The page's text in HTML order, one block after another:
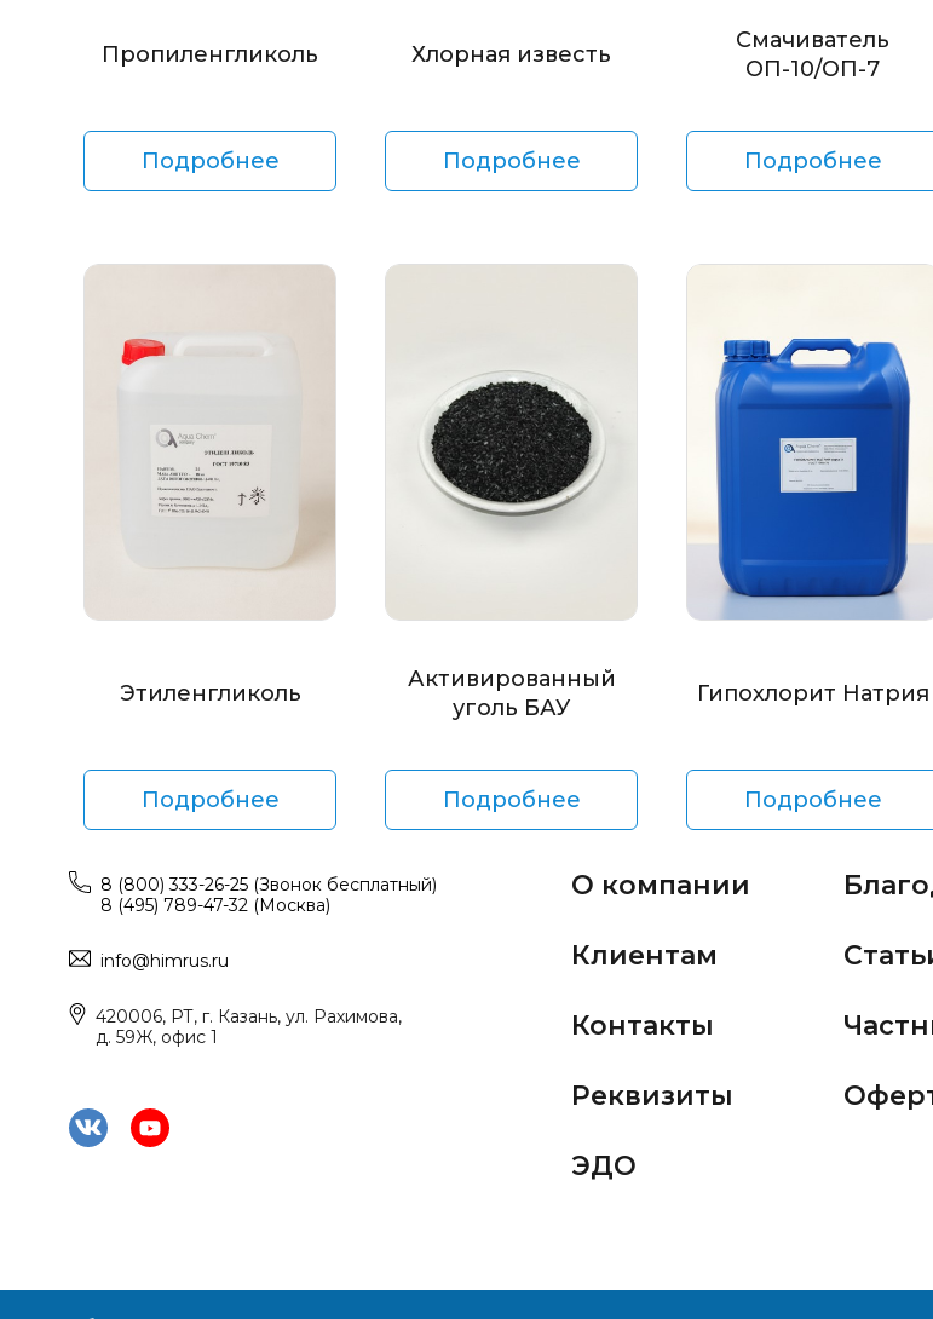
Пропиленгликоль
Подробнее
Хлорная известь
Подробнее
Смачиватель
ОП-10/ОП-7
Подробнее
Этиленгликоль
Подробнее
Активированный
уголь БАУ
Подробнее
Гипохлорит Натрия
Подробнее
8 (800) 333-26-25 (Звонок бесплатный)
8 (495) 789-47-32 (Москва)
info@himrus.ru
420006, РТ, г. Казань, ул. Рахимова,
д. 59Ж, офис 1
О компании
Клиентам
Контакты
Реквизиты
ЭДО